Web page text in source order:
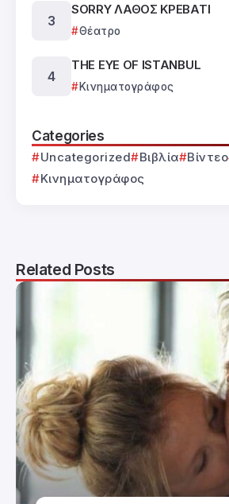
SORRY ΛΑΘΟΣ ΚΡΕΒΑΤΙ
Θέατρο
THE EYE OF ISTANBUL
Κινηματογράφος
Categories
Uncategorized Βιβλία Βίντεο
Κινηματογράφος
Related Posts